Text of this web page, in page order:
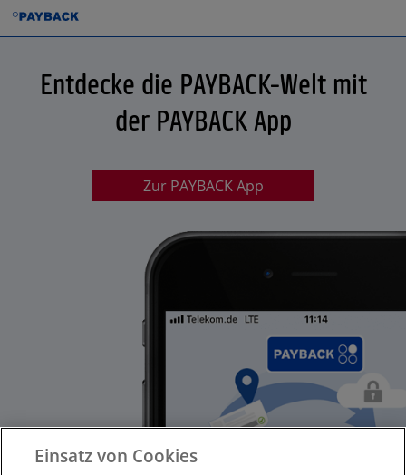
Entdecke die PAYBACK-Welt mit
der PAYBACK App
Zur PAYBACK App
Einsatz von Cookies